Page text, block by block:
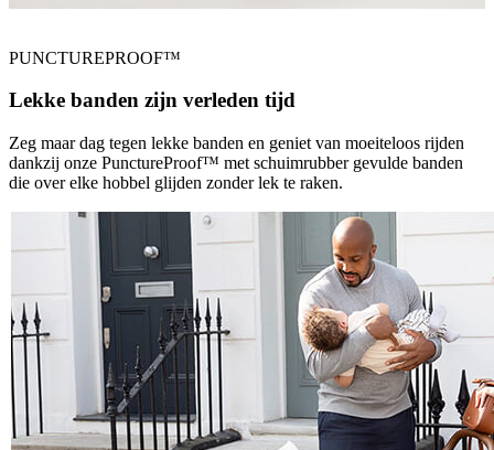
PUNCTUREPROOF™
Lekke banden zijn verleden tijd
Zeg maar dag tegen lekke banden en geniet van moeiteloos rijden
dankzij onze PunctureProof™ met schuimrubber gevulde banden
die over elke hobbel glijden zonder lek te raken.